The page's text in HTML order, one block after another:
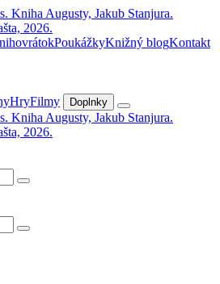
PoukážkyKnižný blogKontakt
HryFilmy Doplnky